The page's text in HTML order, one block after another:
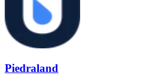
Piedraland